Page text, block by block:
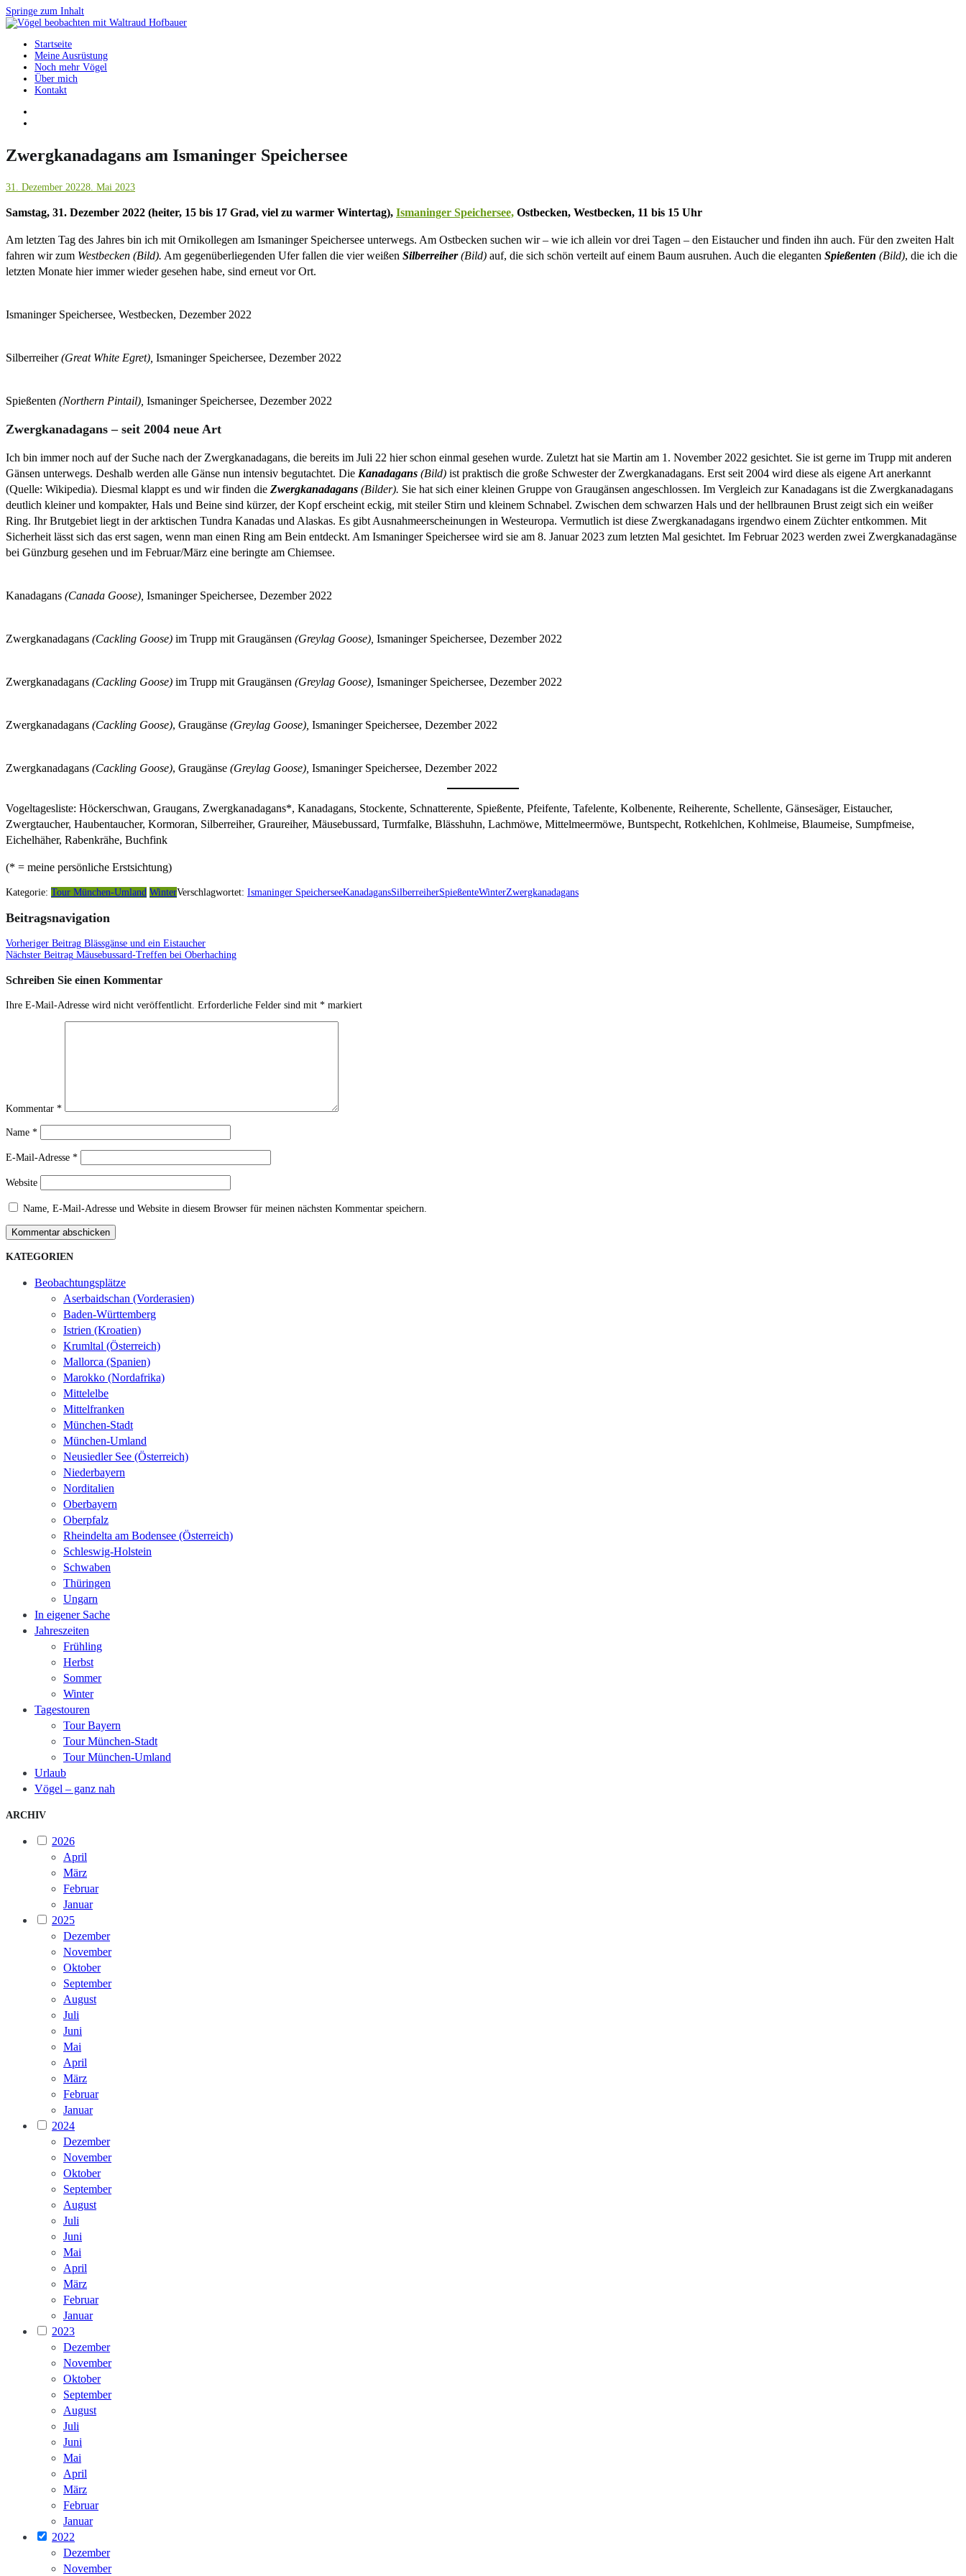
Springe zum Inhalt
Vögel beobachten mit Waltraud Hofbauer
Startseite
Meine Ausrüstung
Noch mehr Vögel
Über mich
Kontakt
Zwergkanadagans am Ismaninger Speichersee
31. Dezember 20228. Mai 2023
Samstag, 31. Dezember 2022 (heiter, 15 bis 17 Grad, viel zu warmer Wintertag), Ismaninger Speichersee, Ostbecken, Westbecken, 11 bis 15 Uhr
Am letzten Tag des Jahres bin ich mit Ornikollegen am Ismaninger Speichersee unterwegs. Am Ostbecken suchen wir – wie ich allein vor drei Tagen – den Eistaucher und finden ihn auch. Für den zweiten Halt
fahren wir zum Westbecken (Bild). Am gegenüberliegenden Ufer fallen die vier weißen Silberreiher(Bild) auf, die sich schön verteilt auf einem Baum ausruhen. Auch die eleganten Spießenten (Bild), die ich die
letzten Monate hier immer wieder gesehen habe, sind erneut vor Ort.
Ismaninger Speichersee, Westbecken, Dezember 2022
Silberreiher(Great White Egret), Ismaninger Speichersee, Dezember 2022
Spießenten (Northern Pintail), Ismaninger Speichersee, Dezember 2022
Zwergkanadagans – seit 2004 neue Art
Ich bin immer noch auf der Suche nach der Zwergkanadagans, die bereits im Juli 22 hier schon einmal gesehen wurde. Zuletzt hat sie Martin am 1. November 2022 gesichtet. Sie ist gerne im Trupp mit anderen
Gänsen unterwegs. Deshalb werden alle Gänse nun intensiv begutachtet. Die Kanadagans (Bild) ist praktisch die große Schwester der Zwergkanadagans. Erst seit 2004 wird diese als eigene Art anerkannt
(Quelle: Wikipedia). Diesmal klappt es und wir finden die Zwergkanadagans (Bilder). Sie hat sich einer kleinen Gruppe von Graugänsen angeschlossen. Im Vergleich zur Kanadagans ist die Zwergkanadagans
deutlich kleiner und kompakter, Hals und Beine sind kürzer, der Kopf erscheint eckig, mit steiler Stirn und kleinem Schnabel. Zwischen dem schwarzen Hals und der hellbraunen Brust zeigt sich ein weißer
Ring. Ihr Brutgebiet liegt in der arktischen Tundra Kanadas und Alaskas. Es gibt Ausnahmeerscheinungen in Westeuropa. Vermutlich ist diese Zwergkanadagans irgendwo einem Züchter entkommen. Mit
Sicherheit lässt sich das erst sagen, wenn man einen Ring am Bein entdeckt. Am Ismaninger Speichersee wird sie am 8. Januar 2023 zum letzten Mal gesichtet. Im Februar 2023 werden zwei Zwergkanadagänse
bei Günzburg gesehen und im Februar/März eine beringte am Chiemsee.
Kanadagans (Canada Goose), Ismaninger Speichersee, Dezember 2022
Zwergkanadagans (Cackling Goose) im Trupp mit Graugänsen (Greylag Goose), Ismaninger Speichersee, Dezember 2022
Zwergkanadagans (Cackling Goose) im Trupp mit Graugänsen (Greylag Goose), Ismaninger Speichersee, Dezember 2022
Zwergkanadagans (Cackling Goose), Graugänse (Greylag Goose), Ismaninger Speichersee, Dezember 2022
Zwergkanadagans (Cackling Goose), Graugänse (Greylag Goose), Ismaninger Speichersee, Dezember 2022
Vogeltagesliste: Höckerschwan, Graugans, Zwergkanadagans*, Kanadagans, Stockente, Schnatterente, Spießente, Pfeifente, Tafelente, Kolbenente, Reiherente, Schellente, Gänsesäger, Eistaucher,
Zwergtaucher, Haubentaucher, Kormoran, Silberreiher, Graureiher, Mäusebussard, Turmfalke, Blässhuhn, Lachmöwe, Mittelmeermöwe, Buntspecht, Rotkehlchen, Kohlmeise, Blaumeise, Sumpfmeise,
Eichelhäher, Rabenkrähe, Buchfink
(* = meine persönliche Erstsichtung)
Kategorie: Tour München-Umland WinterVerschlagwortet: Ismaninger SpeicherseeKanadagansSilberreiherSpießenteWinterZwergkanadagans
Beitragsnavigation
Vorheriger Beitrag Blässgänse und ein Eistaucher
Nächster Beitrag Mäusebussard-Treffen bei Oberhaching
Schreiben Sie einen Kommentar
Ihre E-Mail-Adresse wird nicht veröffentlicht. Erforderliche Felder sind mit * markiert
Kommentar *
Name *
E-Mail-Adresse *
Website
Name, E-Mail-Adresse und Website in diesem Browser für meinen nächsten Kommentar speichern.
Kommentar abschicken
KATEGORIEN
Beobachtungsplätze
Aserbaidschan (Vorderasien)
Baden-Württemberg
Istrien (Kroatien)
Krumltal (Österreich)
Mallorca (Spanien)
Marokko (Nordafrika)
Mittelelbe
Mittelfranken
München-Stadt
München-Umland
Neusiedler See (Österreich)
Niederbayern
Norditalien
Oberbayern
Oberpfalz
Rheindelta am Bodensee (Österreich)
Schleswig-Holstein
Schwaben
Thüringen
Ungarn
In eigener Sache
Jahreszeiten
Frühling
Herbst
Sommer
Winter
Tagestouren
Tour Bayern
Tour München-Stadt
Tour München-Umland
Urlaub
Vögel – ganz nah
ARCHIV
2026
April
März
Februar
Januar
2025
Dezember
November
Oktober
September
August
Juli
Juni
Mai
April
März
Februar
Januar
2024
Dezember
November
Oktober
September
August
Juli
Juni
Mai
April
März
Februar
Januar
2023
Dezember
November
Oktober
September
August
Juli
Juni
Mai
April
März
Februar
Januar
2022
Dezember
November